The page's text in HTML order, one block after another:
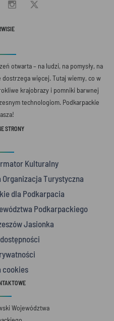
otwarta – na ludzi, na pomysły, na
więcej. Tutaj wiemy, co w
krajobrazy i pomniki barwnej
technologiom. Podkarpackie
STRONY
Kulturalny
Turystyczna
dla Podkarpacia
Podkarpackiego
Jasionka
cookies
Województwa